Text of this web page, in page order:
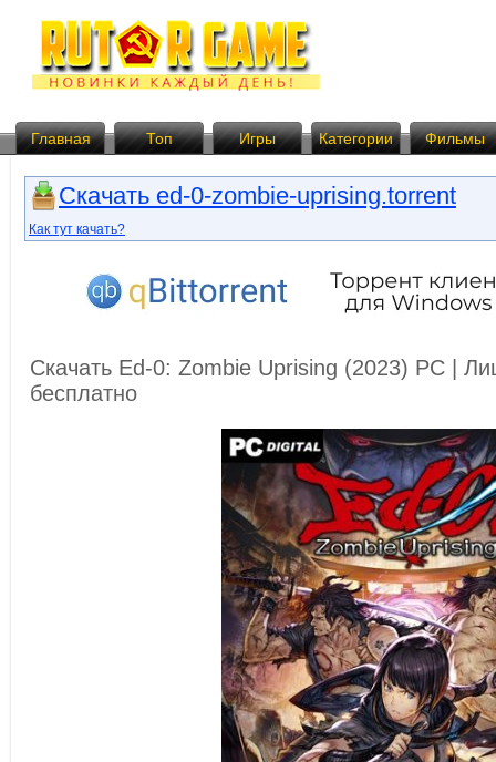
Главная Топ Игры Категории Фильмы
Скачать ed-0-zombie-uprising.torrent
Как тут качать?
Скачать Ed-0: Zombie Uprising (2023) PC |
бесплатно